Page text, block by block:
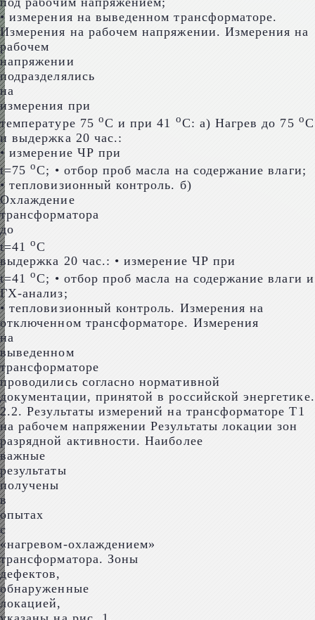
• измерения на выведенном трансформаторе.
Измерения на рабочем напряжении. Измерения на
рабочем
напряжении
подразделялись
на
измерения при
температуре 75 оС и при 41 оС: а) Нагрев до 75 оС
и выдержка 20 час.:
• измерение ЧР при
t=75оС; • отбор проб масла на содержание влаги;
• тепловизионный контроль. б)
Охлаждение
трансформатора
до
t=41оС
выдержка 20 час.: • измерение ЧР при
t=41оС; • отбор проб масла на содержание влаги и
ГХ-анализ;
• тепловизионный контроль. Измерения на
отключенном трансформаторе. Измерения
на
выведенном
трансформаторе
проводились согласно нормативной
документации, принятой в российской энергетике.
2.2. Результаты измерений на трансформаторе Т1
на рабочем напряжении Результаты локации зон
разрядной активности. Наиболее
важные
результаты
получены
в
опытах
с
«нагревом-охлаждением»
трансформатора. Зоны
дефектов,
обнаруженные
локацией,